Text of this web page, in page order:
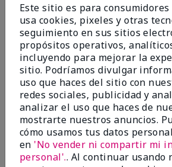
Este sitio es para consumidores
usa cookies, pixeles y otras
seguimiento en sus sitios
propósitos operativos,
incluyendo para mejorar la
sitio. Podríamos divulgar
uso que haces del sitio con
redes sociales, publicidad y
analizar el uso que haces de
mostrarte nuestros anuncios.
cómo usamos tus datos
en 'No vender ni compartir mi
personal'.. Al continuar usando